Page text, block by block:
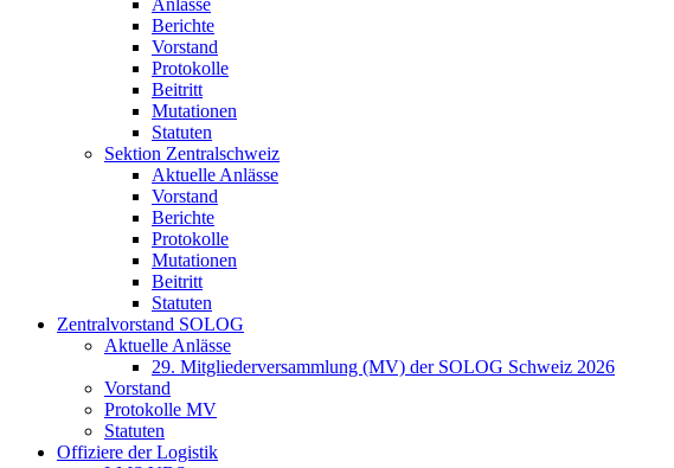
Anlässe
Berichte
Vorstand
Protokolle
Beitritt
Mutationen
Statuten
Sektion Zentralschweiz
Aktuelle Anlässe
Vorstand
Berichte
Protokolle
Mutationen
Beitritt
Statuten
Zentralvorstand SOLOG
Aktuelle Anlässe
29. Mitgliederversammlung (MV) der SOLOG Schweiz 2026
Vorstand
Protokolle MV
Statuten
Offiziere der Logistik